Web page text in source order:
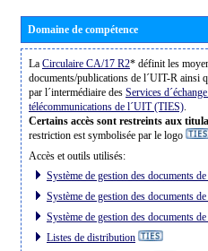
Domaine de compétence
La Circulaire CA/17 R2* définit les
documents/publications de l´UIT-R ainsi
par l´intermédiaire des Services
télécommunications de l´UIT (TIES).
Certains accès sont restreints aux
restriction est symbolisée par le logo
Accès et outils utilisés:
Système de gestion des documents
Système de gestion des documents
Système de gestion des documents
Listes de distribution